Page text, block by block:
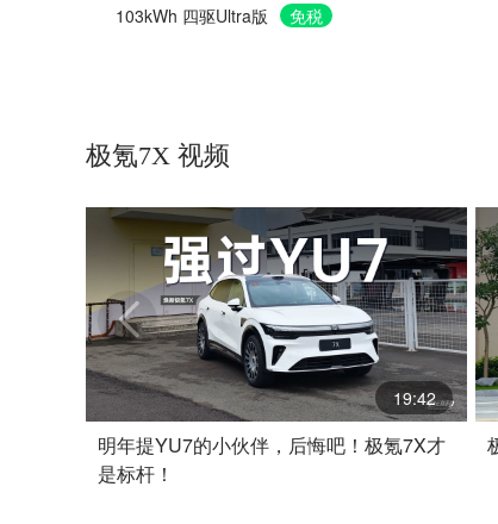
103kWh 四驱Ultra版 免税
极氪7X 视频
19:42
明年提YU7的小伙伴，后悔吧！极氪7X才
是标杆！